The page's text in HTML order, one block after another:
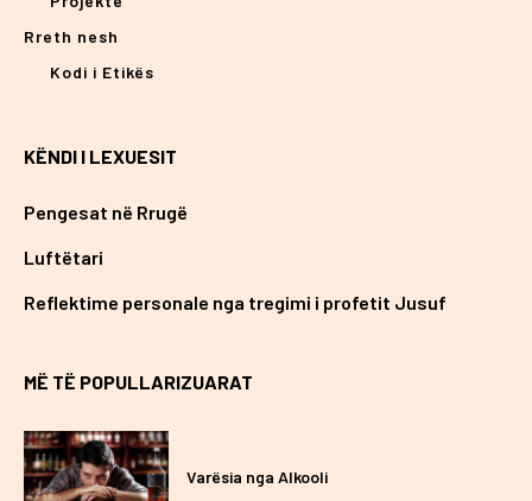
Rreth nesh
Kodi i Etikës
KËNDI I LEXUESIT
Pengesat në Rrugë
Luftëtari
Reflektime personale nga tregimi i profetit Jusuf
MË TË POPULLARIZUARAT
Varësia nga Alkooli